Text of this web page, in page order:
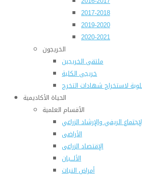
2017-2018
2019-2020
2020-2021
الخريجون
ملتقى الخريجين
خريجى الكلية
لاستخراج شهادات التخرج
الحياة الأكاديمية
الأقسام العلمية
الريفي والإرشاد الزراعي
الأراضى
الإقتصاد الزراعى
الألـــبان
أمراض النبات